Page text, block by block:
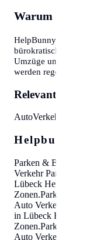
Warum diese
HelpBunny.com hat es
bürokratische Hürden
Umzüge und
werden regelmäßig
Relevante Themen:
AutoVerkehr
Helpbunny.com
Parken &
Verkehr Parkausweis
Lübeck Helpbunny.com
Zonen.Parken &
Auto Verkehr
in Lübeck
Zonen.Parken &
Auto Verkehr